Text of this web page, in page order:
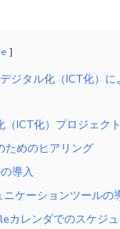
ジタル化（ICT化）
（ICT化）プロジェク
ためのヒアリング
導入
ニケーションツールの
カレンダでのスケジ